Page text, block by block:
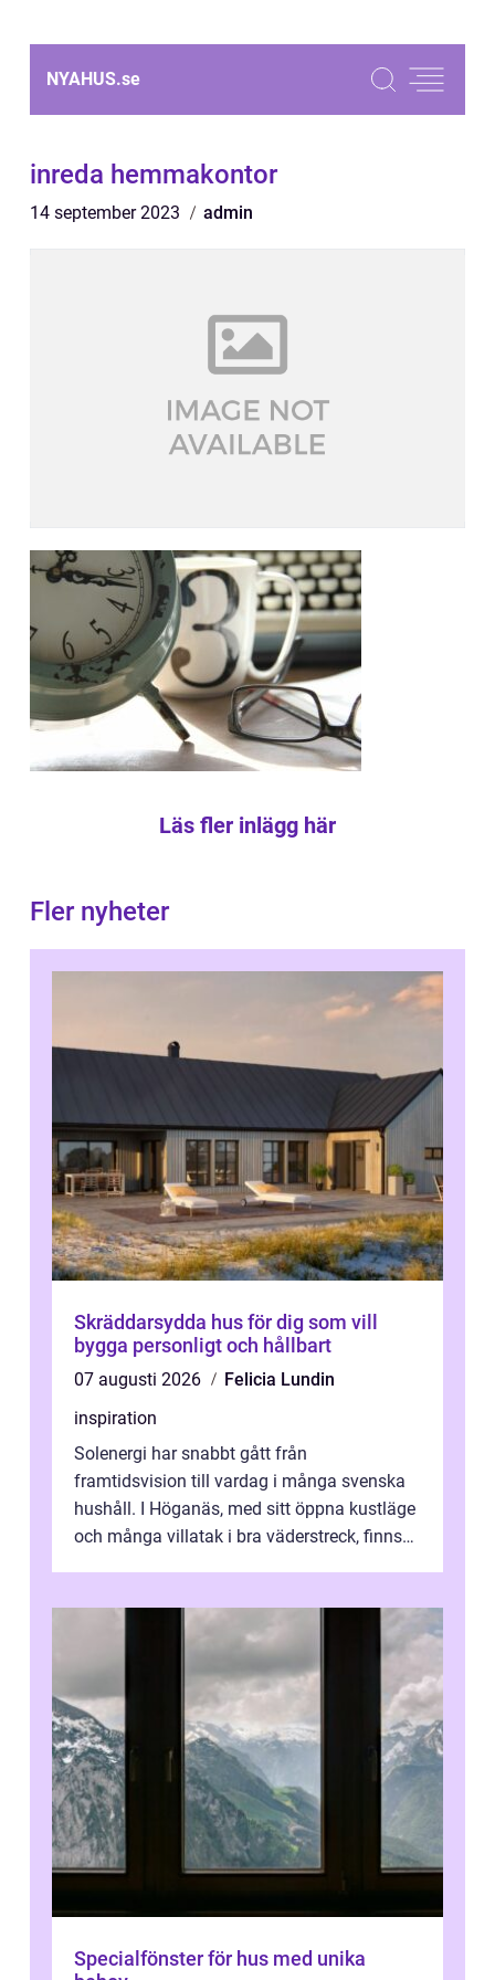
NYAHUS.se
inreda hemmakontor
14 september 2023 admin
Läs fler inlägg här
Fler nyheter
Skräddarsydda hus för dig som vill
bygga personligt och hållbart
07 augusti 2026
Felicia Lundin
inspiration
Solenergi har snabbt gått från
framtidsvision till vardag i många svenska
hushåll. I Höganäs, med sitt öppna kustläge
och många villatak i bra väderstreck, finns
Specialfönster för hus med unika